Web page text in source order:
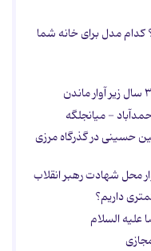
کدام مدل برای خانه شما
- میانجلگه
حسینی در گذرگاه مرزی
محل شهادت رهبر انقلاب
داریم؟
السلام